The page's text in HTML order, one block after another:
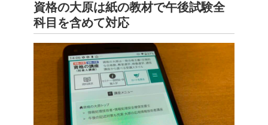
資格の大原は紙の教材で午後試験全
科目を含めて対応